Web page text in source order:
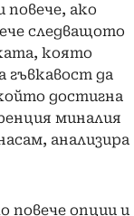
повече, ако
следващото
която
гъвкавост да
достигна
миналия
анализира
повече опции и